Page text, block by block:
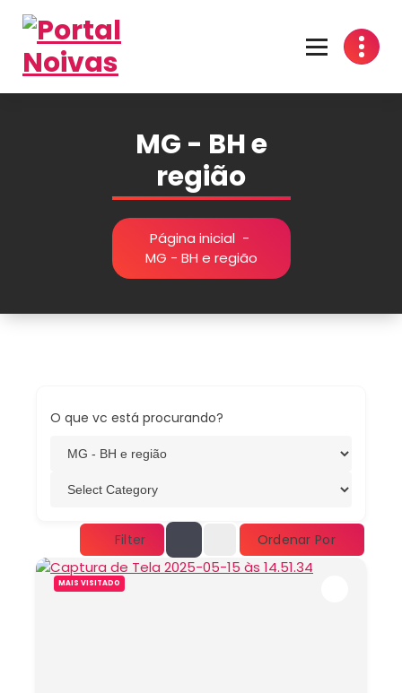
inspirações e organização prática no Portal Noivas. 💍👰
MG - BH e
região
Página inicial-
MG - BH e região
O que vc está procurando?
Filter Ordenar Por
MAIS VISITADO